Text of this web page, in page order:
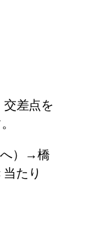
差点を
）→橋
たり